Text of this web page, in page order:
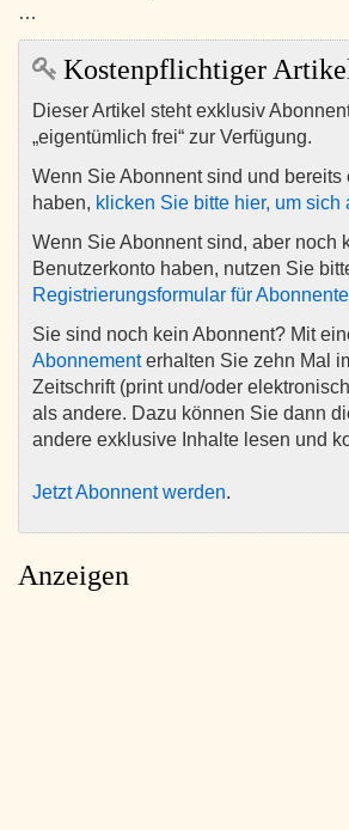
…
Kostenpflichtiger
Dieser Artikel steht exklusiv
„eigentümlich frei“ zur Verfügung.
Wenn Sie Abonnent sind und bereits
haben, klicken Sie bitte hier, um sich
Wenn Sie Abonnent sind, aber noch
Benutzerkonto haben, nutzen Sie
Registrierungsformular für
Sie sind noch kein Abonnent? Mit
Abonnementerhalten Sie zehn Mal
Zeitschrift (print und/oder
als andere. Dazu können Sie dann
andere exklusive Inhalte lesen und
Jetzt Abonnent werden.
Anzeigen